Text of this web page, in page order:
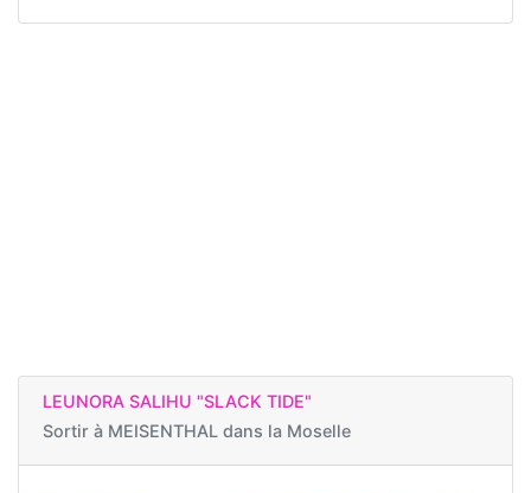
LEUNORA SALIHU "SLACK TIDE"
Sortir à MEISENTHAL dans la Moselle